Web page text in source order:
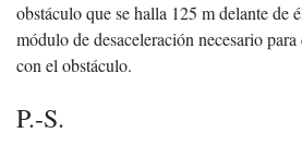
obstáculo que se halla 125 m delante de
módulo de desaceleración necesario
con el obstáculo.
P.-S.